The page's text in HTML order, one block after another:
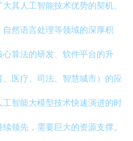
其人工智能技术优势的契机。
然语言处理等领域的深厚积
算法的研发、软件平台的升
医疗、司法、智慧城市）的应
智能大模型技术快速演进的时
领先，需要巨大的资源支撑。